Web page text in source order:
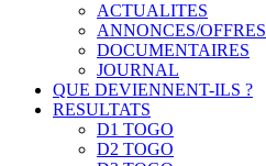
ACTUALITES
ANNONCES/OFFRES
DOCUMENTAIRES
JOURNAL
QUE DEVIENNENT-ILS ?
RESULTATS
D1 TOGO
D2 TOGO